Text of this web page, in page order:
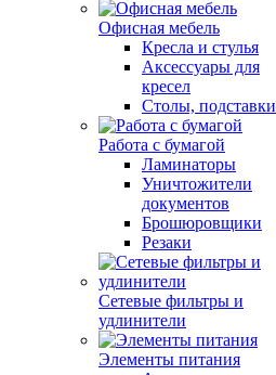
Офисная мебель
Кресла и стулья
Аксессуары для
кресел
Столы, подставки
Работа с бумагой
Ламинаторы
Уничтожители
документов
Брошюровщики
Резаки
Сетевые фильтры и
удлинители
Элементы питания